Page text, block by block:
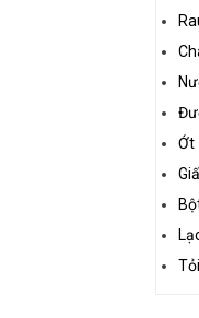
Ớt
Tỏi